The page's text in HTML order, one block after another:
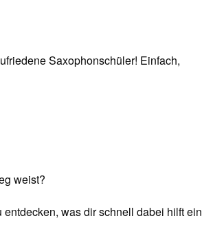
Saxophonschüler! Einfach,
weist?
was dir schnell dabei hilft ein